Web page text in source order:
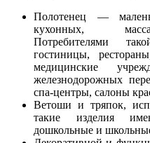
Полотенец —
кухонных,
Потребителями
гостиницы,
медицинские
железнодорожных
спа-центры, салоны
Ветоши и тряпок,
такие изделия
дошкольные и